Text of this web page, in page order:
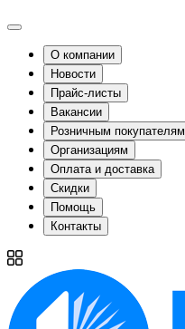
О компании
Новости
Прайс-листы
Вакансии
Розничным покупателям
Организациям
Оплата и доставка
Скидки
Помощь
Контакты